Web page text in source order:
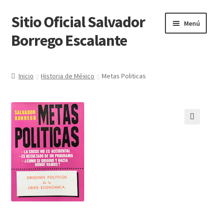
Ir
a
la
Ir
al
contenido
Sitio Oficial Salvador
Borrego Escalante
Menú
Carrito
Comunícate con nosotros
Mi cuenta
Noticias
Inicio Historia de México Metas Politicas